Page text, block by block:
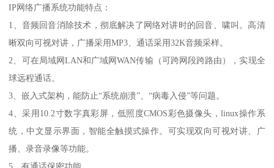
IP网络广播系统功能特点：
1、音频回音消除技术，彻底解决了网络对讲时的回音、啸叫。高清
晰双向可视对讲，广播采用MP3、通话采用32K音频采样。
2、可在局域网LAN和广域网WAN传输（可跨网段跨路由），实现全
球远程通话。
3、嵌入式架构，能防止“系统崩溃”、“病毒入侵”等问题。
4、采用10.2寸数字真彩屏，低照度CMOS彩色摄像头，linux操作系
统，中文显示界面，智能全触摸式操作。可实现双向可视对讲、广
播、录音录像等功能。